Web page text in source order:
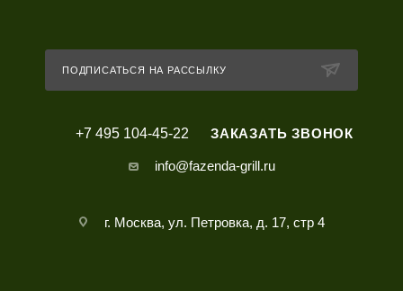
ПОДПИСАТЬСЯ НА РАССЫЛКУ
+7 495 104-45-22 ЗАКАЗАТЬ ЗВОНОК
info@fazenda-grill.ru
г. Москва, ул. Петровка, д. 17, стр 4